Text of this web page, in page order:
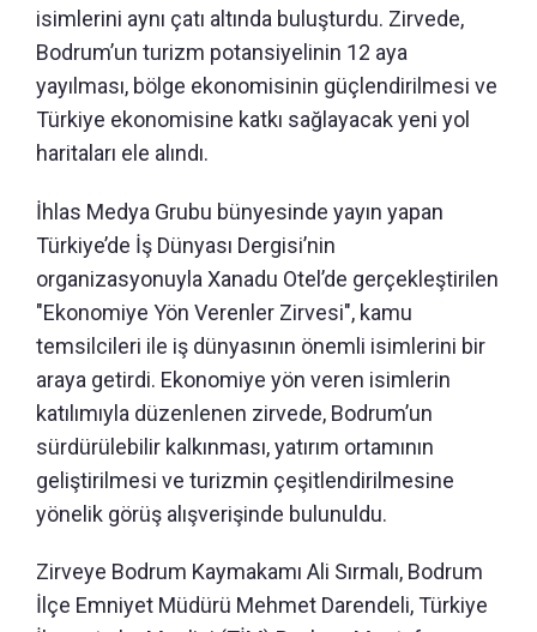
isimlerini aynı çatı altında buluşturdu. Zirvede,
Bodrum’un turizm potansiyelinin 12 aya
yayılması, bölge ekonomisinin güçlendirilmesi ve
Türkiye ekonomisine katkı sağlayacak yeni yol
haritaları ele alındı.
İhlas Medya Grubu bünyesinde yayın yapan
Türkiye’de İş Dünyası Dergisi’nin
organizasyonuyla Xanadu Otel’de gerçekleştirilen
"Ekonomiye Yön Verenler Zirvesi", kamu
temsilcileri ile iş dünyasının önemli isimlerini bir
araya getirdi. Ekonomiye yön veren isimlerin
katılımıyla düzenlenen zirvede, Bodrum’un
sürdürülebilir kalkınması, yatırım ortamının
geliştirilmesi ve turizmin çeşitlendirilmesine
yönelik görüş alışverişinde bulunuldu.
Zirveye Bodrum Kaymakamı Ali Sırmalı, Bodrum
İlçe Emniyet Müdürü Mehmet Darendeli, Türkiye